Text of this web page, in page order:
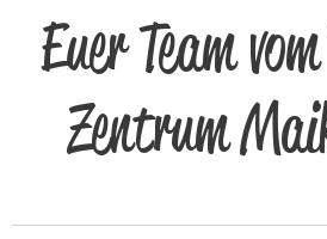
Euer Team
Zentrum